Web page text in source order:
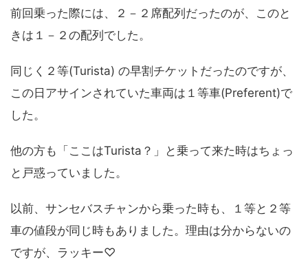
前回乗った際には、２－２席配列だったのが、このと
きは１－２の配列でした。
同じく２等(Turista) の早割チケットだったのですが、
この日アサインされていた車両は１等車(Preferent)で
した。
他の方も「ここはTurista？」と乗って来た時はちょっ
と戸惑っていました。
以前、サンセバスチャンから乗った時も、１等と２等
車の値段が同じ時もありました。理由は分からないの
ですが、ラッキー♡